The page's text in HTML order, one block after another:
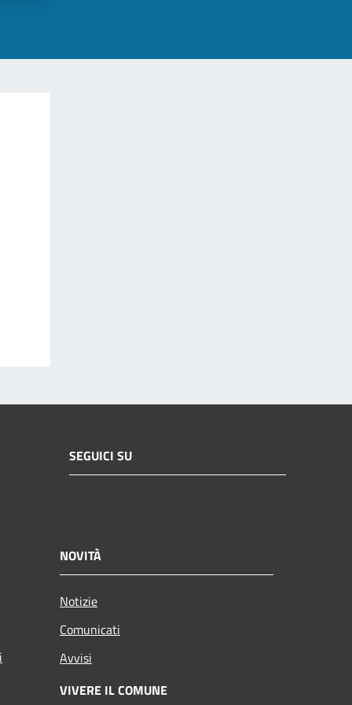
SEGUICI SU
NOVITÀ
Notizie
Comunicati
Avvisi
VIVERE IL COMUNE